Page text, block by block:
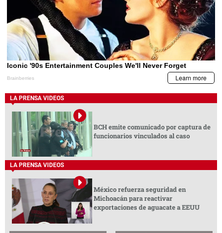
LA PRENSA VIDEOS
BCH emite comunicado por captura de
funcionarios vinculados al caso
LA PRENSA VIDEOS
México refuerza seguridad en
Michoacán para reactivar
exportaciones de aguacate a EEUU